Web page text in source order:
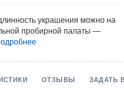
украшения можно на
пробирной палаты —
ОТЗЫВЫ ЗАДАТЬ